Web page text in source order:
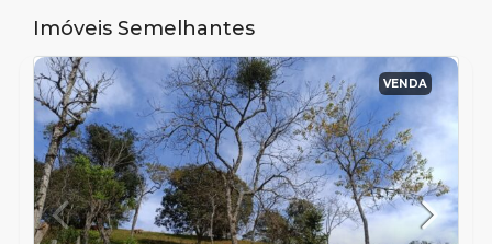
Imóveis Semelhantes
VENDA